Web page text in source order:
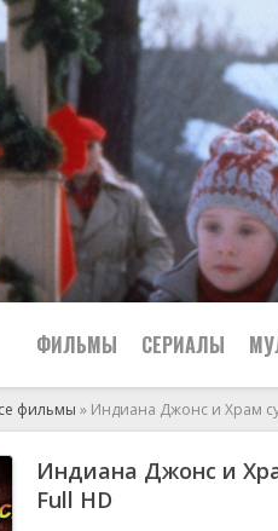
ФИЛЬМЫ
2024
СЕРИАЛЫ
фильмы » Индиана Джонс и Храм
Индиана Джонс и
Full HD